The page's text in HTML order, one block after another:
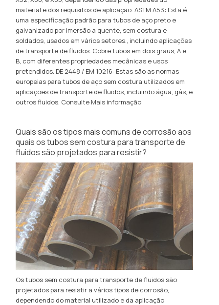
material e dos requisitos de aplicação. ASTM A53: Esta é
uma especificação padrão para tubos de aço preto e
galvanizado por imersão a quente, sem costura e
soldados, usados ​​em vários setores., incluindo aplicações
de transporte de fluidos. Cobre tubos em dois graus, A e
B, com diferentes propriedades mecânicas e usos
pretendidos. DE 2448 / EM 10216: Estas são as normas
europeias para tubos de aço sem costura utilizados em
aplicações de transporte de fluidos, incluindo água, gás, e
outros fluidos. Consulte Mais informação
Quais são os tipos mais comuns de corrosão aos
quais os tubos sem costura para transporte de
fluidos são projetados para resistir?
Os tubos sem costura para transporte de fluidos são
projetados para resistir a vários tipos de corrosão,
dependendo do material utilizado e da aplicação